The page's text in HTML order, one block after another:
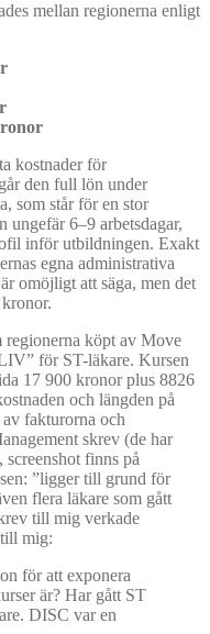
mellan regionerna enligt
kostnader för
den full lön under
som står för en stor
ungefär 6–9 arbetsdagar,
inför utbildningen. Exakt
egna administrativa
omöjligt att säga, men det
regionerna köpt av Move
för ST-läkare. Kursen
17 900 kronor plus 8826
och längden på
fakturorna och
skrev (de har
finns på
”ligger till grund för
flera läkare som gått
till mig verkade
mig:
för att exponera
är? Har gått ST
DISC var en